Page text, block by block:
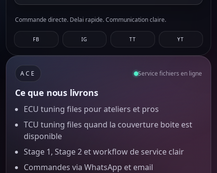
Commande directe. Delai rapide. Communication claire.
FB IG TT YT
ACE Service fichiers en ligne
Ce que nous livrons
ECU tuning files pour ateliers et pros
TCU tuning files quand la couverture boite est
disponible
Stage 1, Stage 2 et workflow de service clair
Commandes via WhatsApp et email